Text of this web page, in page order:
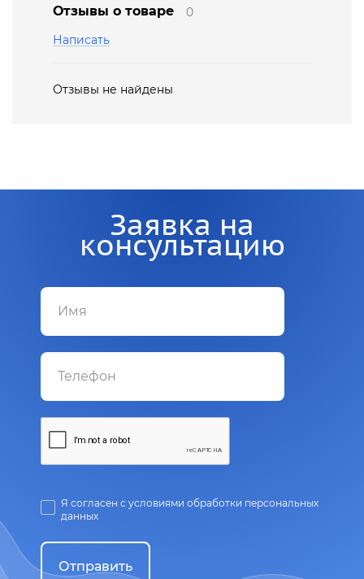
Отзывы о товаре
0
Написать
Отзывы не найдены
Заявка на
консультацию
Я согласен с условиями обработки персональных
данных
Отправить